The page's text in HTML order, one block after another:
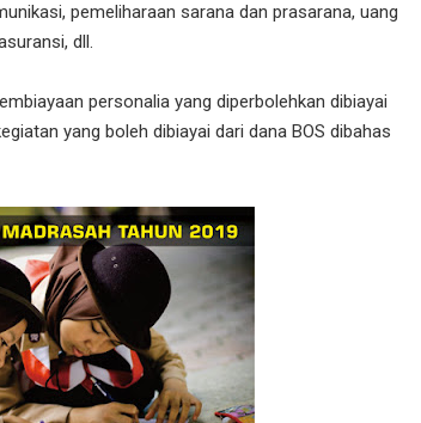
pemeliharaan sarana dan prasarana, uang
dll.
personalia yang diperbolehkan dibiayai
yang boleh dibiayai dari dana BOS dibahas